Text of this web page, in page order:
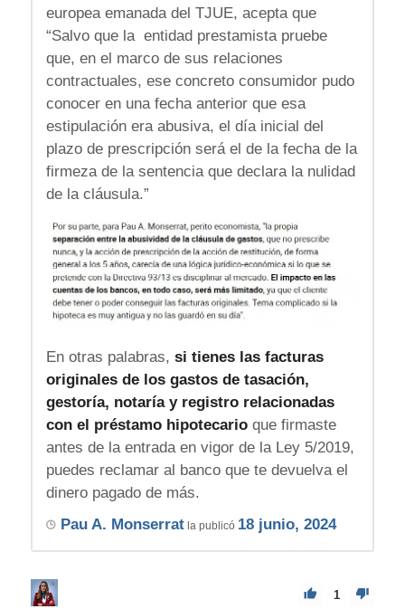
europea emanada del TJUE, acepta que
“Salvo que la entidad prestamista pruebe
que, en el marco de sus relaciones
contractuales, ese concreto consumidor pudo
conocer en una fecha anterior que esa
estipulación era abusiva, el día inicial del
plazo de prescripción será el de la fecha de la
firmeza de la sentencia que declara la nulidad
de la cláusula.”
En otras palabras, si tienes las facturas
originales de los gastos de tasación,
gestoría, notaría y registro relacionadas
con el préstamo hipotecarioque firmaste
antes de la entrada en vigor de la Ley 5/2019,
puedes reclamar al banco que te devuelva el
dinero pagado de más.
Pau A. Monserratla publicó 18 junio, 2024
1